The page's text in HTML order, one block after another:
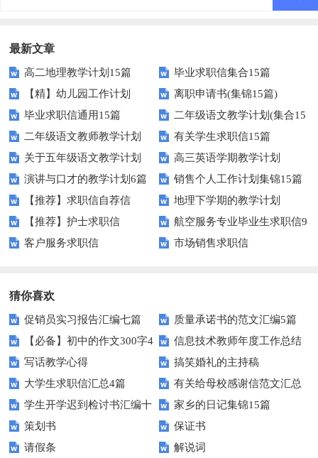
最新文章
高二地理教学计划15篇
毕业求职信集合15篇
【精】幼儿园工作计划
离职申请书(集锦15篇)
毕业求职信通用15篇
二年级语文教学计划(集合15
篇)
二年级语文教师教学计划
有关学生求职信15篇
关于五年级语文教学计划
高三英语学期教学计划
演讲与口才的教学计划6篇
销售个人工作计划集锦15篇
【推荐】求职信自荐信
地理下学期的教学计划
【推荐】护士求职信
航空服务专业毕业生求职信9
篇
客户服务求职信 市场销售求职信
猜你喜欢
促销员实习报告汇编七篇
质量承诺书的范文汇编5篇
【必备】初中的作文300字4
篇
信息技术教师年度工作总结
写话教学心得
搞笑婚礼的主持稿
大学生求职信汇总4篇
有关给母校感谢信范文汇总
九篇
学生开学迟到检讨书汇编十
篇
家乡的日记集锦15篇
策划书
保证书
请假条
解说词